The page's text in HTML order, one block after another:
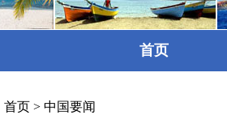
首页
首页 > 中国要闻